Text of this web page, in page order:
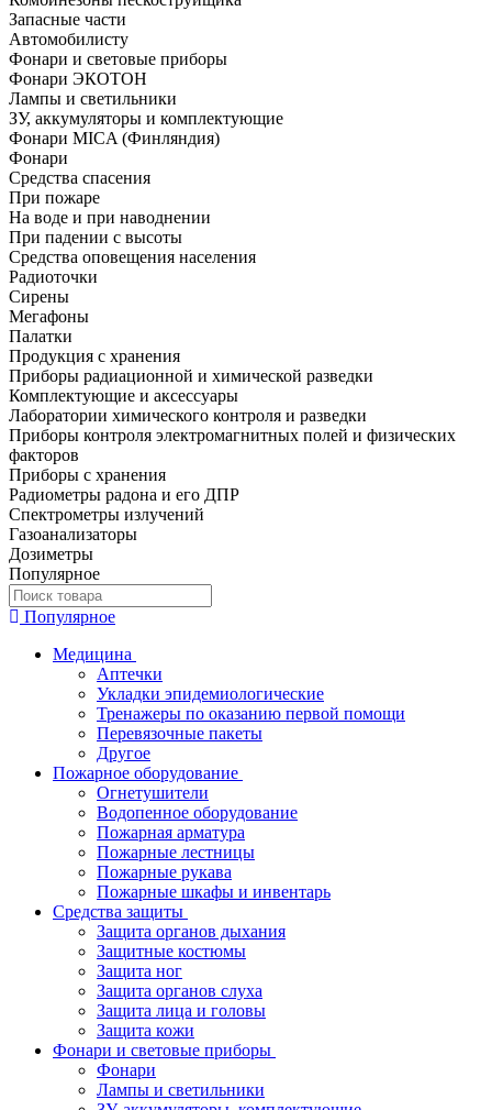
Запасные части
Автомобилисту
Фонари и световые приборы
Фонари ЭКОТОН
Лампы и светильники
ЗУ, аккумуляторы и комплектующие
Фонари MICA (Финляндия)
Фонари
Средства спасения
При пожаре
На воде и при наводнении
При падении с высоты
Средства оповещения населения
Радиоточки
Сирены
Мегафоны
Палатки
Продукция с хранения
Приборы радиационной и химической разведки
Комплектующие и аксессуары
Лаборатории химического контроля и разведки
Приборы контроля электромагнитных полей и физических
факторов
Приборы с хранения
Радиометры радона и его ДПР
Спектрометры излучений
Газоанализаторы
Дозиметры
Популярное
Популярное
Медицина
Аптечки
Укладки эпидемиологические
Тренажеры по оказанию первой помощи
Перевязочные пакеты
Другое
Пожарное оборудование
Огнетушители
Водопенное оборудование
Пожарная арматура
Пожарные лестницы
Пожарные рукава
Пожарные шкафы и инвентарь
Средства защиты
Защита органов дыхания
Защитные костюмы
Защита ног
Защита органов слуха
Защита лица и головы
Защита кожи
Фонари и световые приборы
Фонари
Лампы и светильники